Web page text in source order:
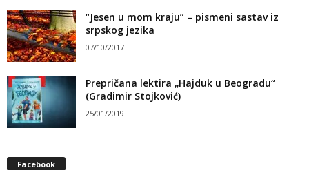
“Jesen u mom kraju” – pismeni sastav iz
srpskog jezika
07/10/2017
Prepričana lektira „Hajduk u Beogradu“
(Gradimir Stojković)
25/01/2019
Facebook